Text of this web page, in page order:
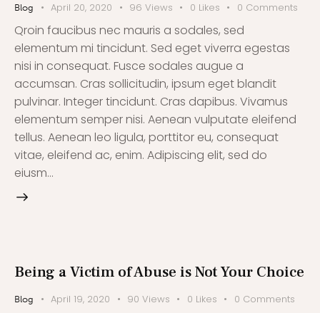
Blog April 20, 2020 96 Views 0 Likes 0 Comments
Qroin faucibus nec mauris a sodales, sed
elementum mi tincidunt. Sed eget viverra egestas
nisi in consequat. Fusce sodales augue a
accumsan. Cras sollicitudin, ipsum eget blandit
pulvinar. Integer tincidunt. Cras dapibus. Vivamus
elementum semper nisi. Aenean vulputate eleifend
tellus. Aenean leo ligula, porttitor eu, consequat
vitae, eleifend ac, enim. Adipiscing elit, sed do
eiusm…
Being a Victim of Abuse is Not Your Choice
Blog April 19, 2020 90 Views 0 Likes 0 Comments